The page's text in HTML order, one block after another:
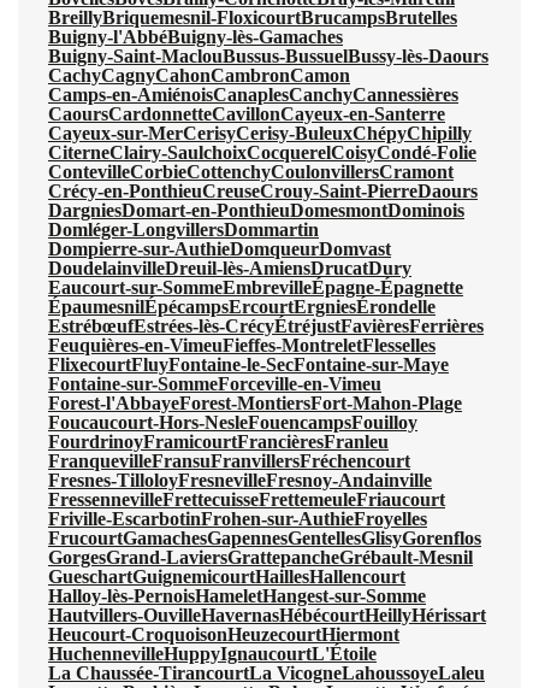
BreillyBriquemesnil-FloxicourtBrucampsBrutelles
Buigny-l'AbbéBuigny-lès-Gamaches
Buigny-Saint-MaclouBussus-BussuelBussy-lès-Daours
CachyCagnyCahonCambronCamon
Camps-en-AmiénoisCanaplesCanchyCannessières
CaoursCardonnetteCavillonCayeux-en-Santerre
Cayeux-sur-MerCerisyCerisy-BuleuxChépyChipilly
CiterneClairy-SaulchoixCocquerelCoisyCondé-Folie
ContevilleCorbieCottenchyCoulonvillersCramont
Crécy-en-PonthieuCreuseCrouy-Saint-PierreDaours
DargniesDomart-en-PonthieuDomesmontDominois
Domléger-LongvillersDommartin
Dompierre-sur-AuthieDomqueurDomvast
DoudelainvilleDreuil-lès-AmiensDrucatDury
Eaucourt-sur-SommeEmbrevilleÉpagne-Épagnette
ÉpaumesnilÉpécampsErcourtErgniesÉrondelle
EstrébœufEstrées-lès-CrécyÉtréjustFavièresFerrières
Feuquières-en-VimeuFieffes-MontreletFlesselles
FlixecourtFluyFontaine-le-SecFontaine-sur-Maye
Fontaine-sur-SommeForceville-en-Vimeu
Forest-l'AbbayeForest-MontiersFort-Mahon-Plage
Foucaucourt-Hors-NesleFouencampsFouilloy
FourdrinoyFramicourtFrancièresFranleu
FranquevilleFransuFranvillersFréchencourt
Fresnes-TilloloyFresnevilleFresnoy-Andainville
FressennevilleFrettecuisseFrettemeuleFriaucourt
Friville-EscarbotinFrohen-sur-AuthieFroyelles
FrucourtGamachesGapennesGentellesGlisyGorenflos
GorgesGrand-LaviersGrattepancheGrébault-Mesnil
GueschartGuignemicourtHaillesHallencourt
Halloy-lès-PernoisHameletHangest-sur-Somme
Hautvillers-OuvilleHavernasHébécourtHeillyHérissart
Heucourt-CroquoisonHeuzecourtHiermont
HuchennevilleHuppyIgnaucourtL'Étoile
La Chaussée-TirancourtLa VicogneLahoussoyeLaleu